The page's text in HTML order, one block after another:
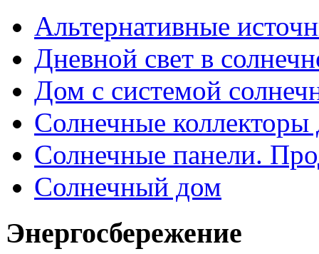
Альтернативные
Дневной свет в
Дом с системой
Солнечные коллекторы
Солнечные панели.
Солнечный дом
Энергосбережение